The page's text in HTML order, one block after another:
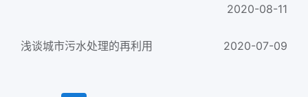
2020-08-11
浅谈城市污水处理的再利用 2020-07-09